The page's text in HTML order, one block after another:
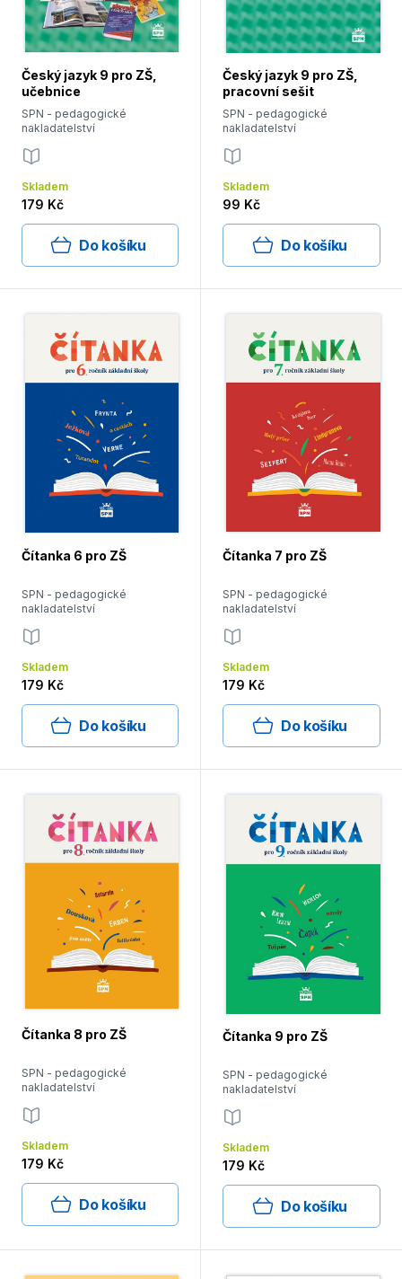
Český jazyk 9 pro ZŠ,
učebnice
SPN - pedagogické
nakladatelství
Skladem
179 Kč
Do košíku
Český jazyk 9 pro ZŠ,
pracovní sešit
SPN - pedagogické
nakladatelství
Skladem
99 Kč
Do košíku
Čítanka 6 pro ZŠ
SPN - pedagogické
nakladatelství
Skladem
179 Kč
Do košíku
Čítanka 7 pro ZŠ
SPN - pedagogické
nakladatelství
Skladem
179 Kč
Do košíku
Čítanka 8 pro ZŠ
SPN - pedagogické
nakladatelství
Skladem
179 Kč
Do košíku
Čítanka 9 pro ZŠ
SPN - pedagogické
nakladatelství
Skladem
179 Kč
Do košíku